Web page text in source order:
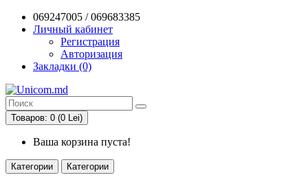
069247005 / 069683385
Личный кабинет
Регистрация
Авторизация
Закладки (0)
Товаров: 0 (0 Lei)
Ваша корзина пуста!
Категории Категории